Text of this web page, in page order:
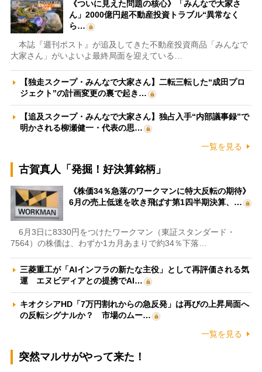
《ついに見えた問題の核心》「みんなで大家さ
ん」2000億円超不動産投資トラブル“異常なく
ら…
本誌『週刊ポスト』が追及してきた不動産投資商品「みんなで
大家さん」がいよいよ最終局面を迎えている…
【独走スクープ・みんなで大家さん】二転三転した“成田プロ
ジェクト”の計画変更の裏で起き…
【追及スクープ・みんなで大家さん】独占入手“内部議事録”で
明かされる柳瀬健一・代表の思…
一覧を見る
古賀真人「発掘！好決算銘柄」
《株価34％急落のワークマンに特大反転の期待》
6月の売上低迷を吹き飛ばす第1四半期決算、…
6月3日に8330円をつけたワークマン（東証スタンダード・
7564）の株価は、わずか1カ月あまりで約34％下落…
三菱重工が「AIインフラの新たな主役」として再評価される気
運 エヌビディアとの提携でAI…
キオクシアHD「7万円割れからの急反発」は再びの上昇局面へ
の反転シグナルか？ 市場のムー…
一覧を見る
突然マルサがやって来た！